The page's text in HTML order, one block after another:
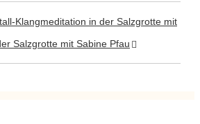
Klangmeditation in der Salzgrotte mit
Salzgrotte mit Sabine Pfau